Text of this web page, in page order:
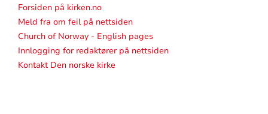
Forsiden på kirken.no
Meld fra om feil på nettsiden
Church of Norway - English pages
Innlogging for redaktører på nettsiden
Kontakt Den norske kirke